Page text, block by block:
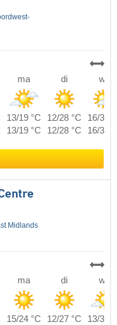
ma di wo
13/19 °C 12/28 °C
16/30
13/19 °C 12/28 °C 16/30
Midlands
ma di wo
15/24 °C 12/27 °C
13/31